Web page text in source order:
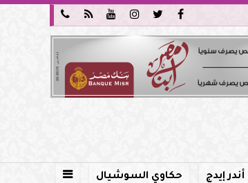






أندر إيدج حكاوي السوشيال 